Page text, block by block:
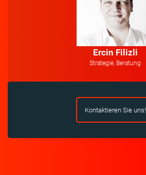
Ercin Filizli
Strategie, Beratung
Kontaktieren Sie uns!